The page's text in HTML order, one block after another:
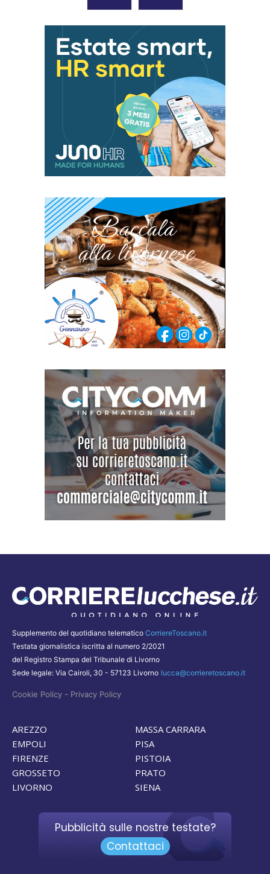
Supplemento del quotidiano telematico CorriereToscano.it
Testata giornalistica iscritta al numero 2/2021
del Registro Stampa del Tribunale di Livorno
Sede legale: Via Cairoli, 30 - 57123 Livorno lucca@corrieretoscano.it
Cookie Policy - Privacy Policy
AREZZO
EMPOLI
FIRENZE
GROSSETO
LIVORNO
MASSA CARRARA
PISA
PISTOIA
PRATO
SIENA
Pubblicità sulle nostre testate?
Contattaci